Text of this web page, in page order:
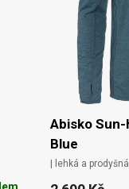
Abisko
Blue
| lehká a